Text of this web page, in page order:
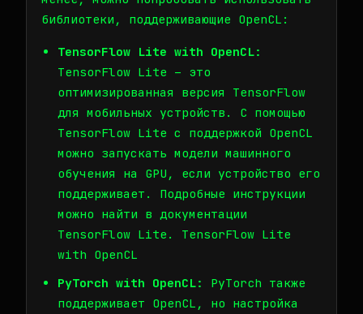
библиотеки, поддерживающие OpenCL:
TensorFlow Lite with OpenCL:
TensorFlow Lite – это
оптимизированная версия TensorFlow
для мобильных устройств. С помощью
TensorFlow Lite с поддержкой OpenCL
можно запускать модели машинного
обучения на GPU, если устройство его
поддерживает. Подробные инструкции
можно найти в документации
TensorFlow Lite. TensorFlow Lite
with OpenCL
PyTorch with OpenCL:
PyTorch также
поддерживает OpenCL, но настройка